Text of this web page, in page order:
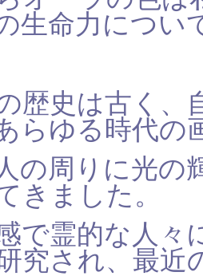
生命力につい
歴史は古く、
らゆる時代の
の周りに光の
きました。
で霊的な人々
究され、最近